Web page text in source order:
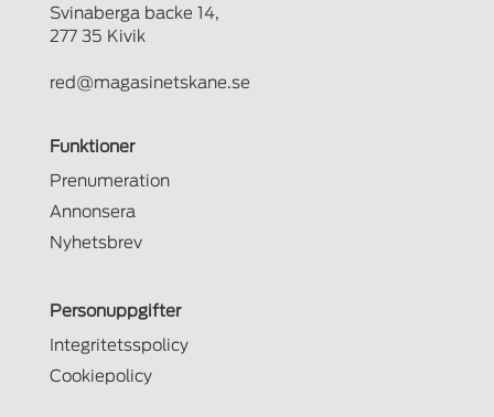
Svinaberga backe 14,
277 35 Kivik
red@magasinetskane.se
Funktioner
Prenumeration
Annonsera
Nyhetsbrev
Personuppgifter
Integritetsspolicy
Cookiepolicy